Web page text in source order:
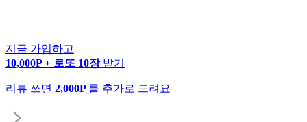
지금 가입하고
10,000P + 로또 10장 받기
리뷰 쓰면 2,000P 를 추가로 드려요